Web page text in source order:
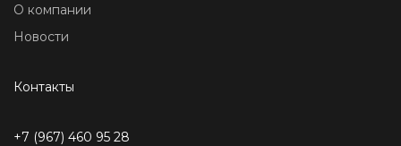
О компании
Новости
Контакты
+7 (967) 460 95 28